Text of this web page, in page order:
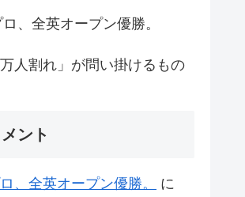
、全英オープン優勝。
万人割れ」が問い掛けるもの
ント
、全英オープン優勝。
に